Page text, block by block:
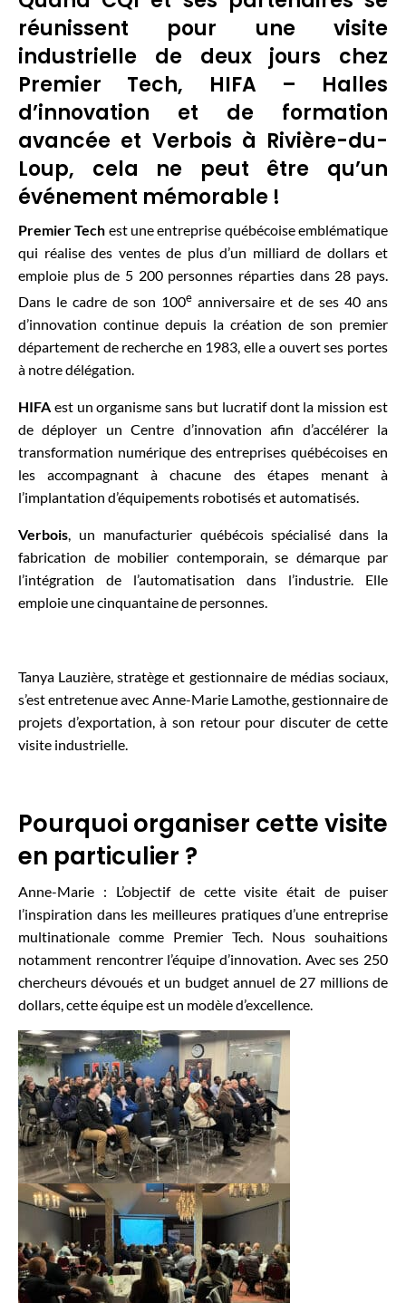
réunissent pour une visite
industrielle de deux jours chez
Premier Tech, HIFA – Halles
d’innovation et de formation
avancée et Verbois à Rivière-du-
Loup, cela ne peut être qu’un
événement mémorable !
Premier Tech est une entreprise québécoise emblématique
qui réalise des ventes de plus d’un milliard de dollars et
emploie plus de 5 200 personnes réparties dans 28 pays.
Dans le cadre de son 100e anniversaire et de ses 40 ans
d’innovation continue depuis la création de son premier
département de recherche en 1983, elle a ouvert ses portes
à notre délégation.
HIFA est un organisme sans but lucratif dont la mission est
de déployer un Centre d’innovation afin d’accélérer la
transformation numérique des entreprises québécoises en
les accompagnant à chacune des étapes menant à
l’implantation d’équipements robotisés et automatisés.
Verbois, un manufacturier québécois spécialisé dans la
fabrication de mobilier contemporain, se démarque par
l’intégration de l’automatisation dans l’industrie. Elle
emploie une cinquantaine de personnes.
Tanya Lauzière, stratège et gestionnaire de médias sociaux,
s’est entretenue avec Anne-Marie Lamothe, gestionnaire de
projets d’exportation, à son retour pour discuter de cette
visite industrielle.
Pourquoi organiser cette visite
en particulier ?
Anne-Marie : L’objectif de cette visite était de puiser
l’inspiration dans les meilleures pratiques d’une entreprise
multinationale comme Premier Tech. Nous souhaitions
notamment rencontrer l’équipe d’innovation. Avec ses 250
chercheurs dévoués et un budget annuel de 27 millions de
dollars, cette équipe est un modèle d’excellence.